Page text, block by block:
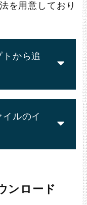
を用意しており
から追
ルのイ
ド
ンロード